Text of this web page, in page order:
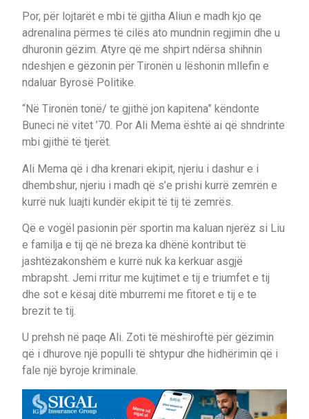
Por, për lojtarët e mbi të gjitha Aliun e madh kjo qe
adrenalina përmes të cilës ato mundnin regjimin dhe u
dhuronin gëzim. Atyre që me shpirt ndërsa shihnin
ndeshjen e gëzonin për Tironën u lëshonin mllefin e
ndaluar Byrosë Politike.
“Në Tironën tonë/ te gjithë jon kapitena” këndonte
Buneci në vitet ’70. Por Ali Mema është ai që shndrinte
mbi gjithë të tjerët.
Ali Mema që i dha krenari ekipit, njeriu i dashur e i
dhembshur, njeriu i madh që s’e prishi kurrë zemrën e
kurrë nuk luajti kundër ekipit të tij të zemrës.
Që e vogël pasionin për sportin ma kaluan njerëz si Liu
e familja e tij që në breza ka dhënë kontribut të
jashtëzakonshëm e kurrë nuk ka kerkuar asgjë
mbrapsht. Jemi rritur me kujtimet e tij e triumfet e tij
dhe sot e kësaj ditë mburremi me fitoret e tij e te
brezit te tij.
U prehsh në paqe Ali. Zoti të mëshiroftë për gëzimin
që i dhurove një populli të shtypur dhe hidhërimin që i
fale një byroje kriminale.